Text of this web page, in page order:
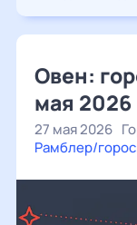
Овен:
мая 2026
27 мая 2026
Рамблер/